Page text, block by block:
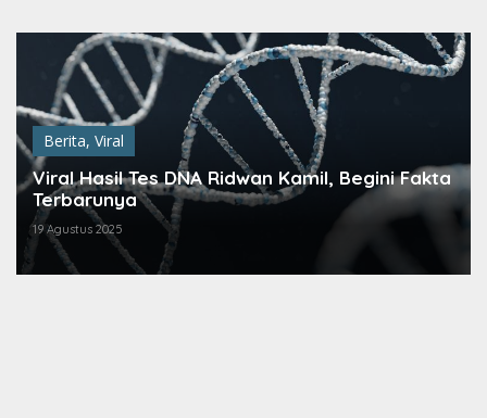
Berita, Viral
Viral Hasil Tes DNA Ridwan Kamil, Begini Fakta
Terbarunya
19 Agustus 2025